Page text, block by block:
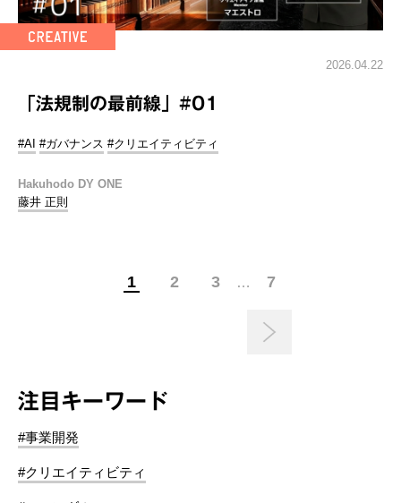
2026.04.22
「法規制の最前線」#01
#AI #ガバナンス #クリエイティビティ
Hakuhodo DY ONE
藤井 正則
1 2 3 … 7
注目キーワード
#事業開発
#クリエイティビティ